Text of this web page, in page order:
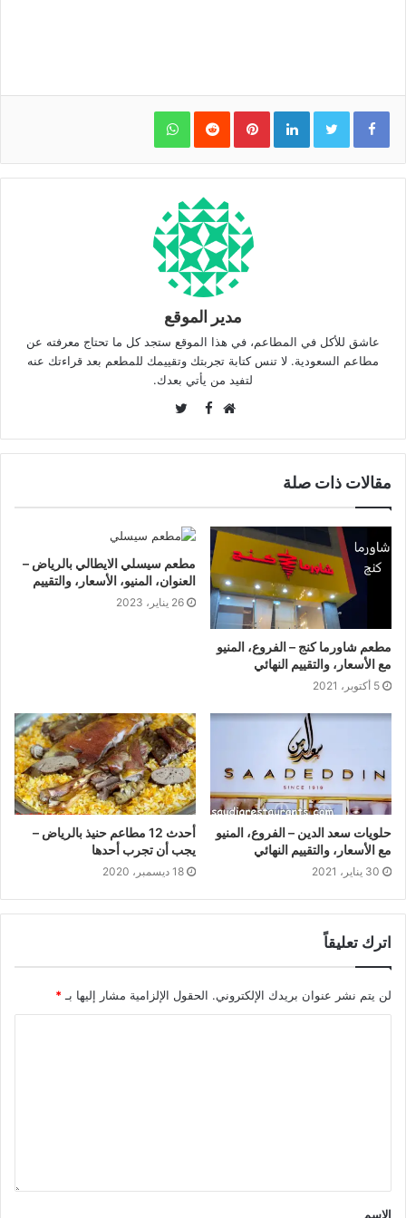
LinkedIn
Pinterest
WhatsApp
مدير الموقع
عاشق للأكل في المطاعم، في هذا الموقع ستجد كل ما تحتاج معرفته عن
مطاعم السعودية. لا تنس كتابة تجربتك وتقييمك للمطعم بعد قراءتك عنه
لتفيد من يأتي بعدك.
Facebook
مقالات ذات صلة
مطعم شاورما كنج – الفروع، المنيو
مع الأسعار، والتقييم النهائي
5 أكتوبر، 2021
مطعم سيسلي الايطالي بالرياض –
العنوان، المنيو، الأسعار، والتقييم
26 يناير، 2023
حلويات سعد الدين – الفروع، المنيو
مع الأسعار، والتقييم النهائي
30 يناير، 2021
أحدث 12 مطاعم حنيذ بالرياض –
يجب أن تجرب أحدها
18 ديسمبر، 2020
اترك تعليقاً
لن يتم نشر عنوان بريدك الإلكتروني. الحقول الإلزامية مشار إليها بـ*
الاسم